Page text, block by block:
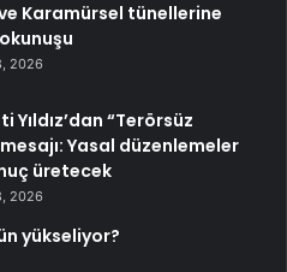
Karamürsel tünellerine
2026
Yıldız’dan “Terörsüz
Yasal düzenlemeler
üretecek
2026
yükseliyor?